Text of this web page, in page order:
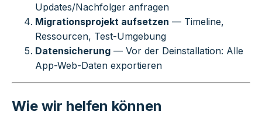
Updates/Nachfolger anfragen
Migrationsprojekt aufsetzen — Timeline,
Ressourcen, Test-Umgebung
Datensicherung — Vor der Deinstallation: Alle
App-Web-Daten exportieren
Wie wir helfen können